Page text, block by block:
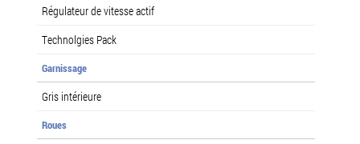
Régulateur de vitesse actif
Technolgies Pack
Garnissage
Gris intérieure
Roues